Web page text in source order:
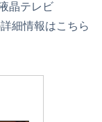
晶テレビ
細情報はこちら